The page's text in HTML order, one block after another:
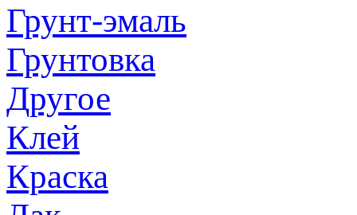
Грунт-эмаль
Грунтовка
Другое
Клей
Краска